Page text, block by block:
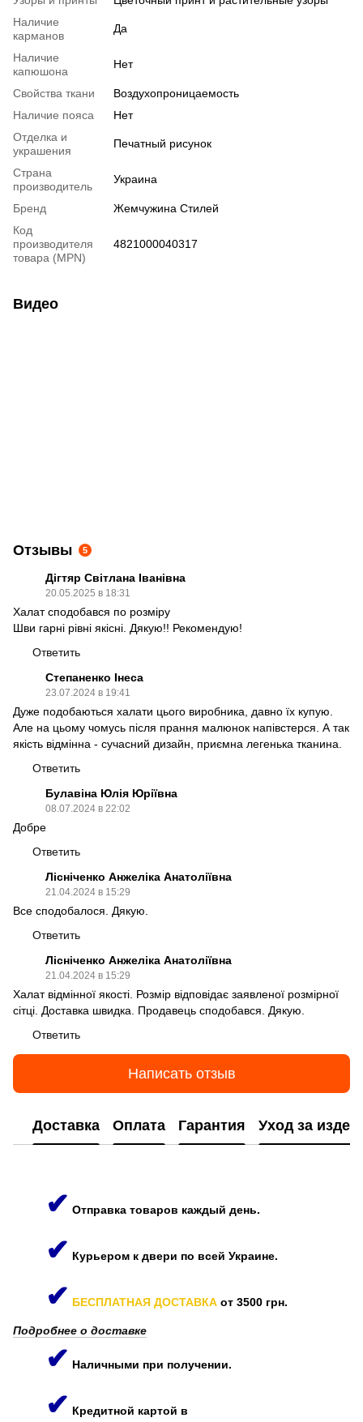
Наличие
карманов
Да
Наличие
капюшона
Нет
Свойства ткани
Воздухопроницаемость
Наличие пояса
Нет
Отделка и
украшения
Печатный рисунок
Страна
производитель
Украина
Бренд
Жемчужина Стилей
Код
производителя
товара (MPN)
4821000040317
Видео
Отзывы 5
Дігтяр Світлана Іванівна
20.05.2025 в 18:31
Халат сподобався по розміру
Шви гарні рівні якісні. Дякую!! Рекомендую!
Ответить
Степаненко Інеса
23.07.2024 в 19:41
Дуже подобаються халати цього виробника, давно їх купую.
Але на цьому чомусь після прання малюнок напівстерся. А так
якість відмінна - сучасний дизайн, приємна легенька тканина.
Ответить
Булавіна Юлія Юріївна
08.07.2024 в 22:02
Добре
Ответить
Лісніченко Анжеліка Анатоліївна
21.04.2024 в 15:29
Все сподобалося. Дякую.
Ответить
Лісніченко Анжеліка Анатоліївна
21.04.2024 в 15:29
Халат відмінної якості. Розмір відповідає заявленої розмірної
сітці. Доставка швидка. Продавець сподобався. Дякую.
Ответить
Написать отзыв
Доставка Оплата Гарантия Уход за
✔ Отправка товаров каждый день.
✔ Курьером к двери по всей Украине.
✔ БЕСПЛАТНАЯ ДОСТАВКА от 3500 грн.
Подробнее о доставке
✔ Наличными при получении.
✔ Кредитной картой в